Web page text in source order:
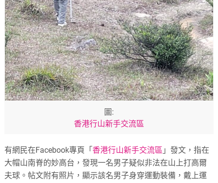
圖:
香港行山新手交流區
有網民在Facebook專頁「香港行山新手交流區 」發文，指在
大帽山南脊的妙高台，發現一名男子疑似非法在山上打高爾
夫球。帖文附有照片，顯示該名男子身穿運動裝備，戴上運